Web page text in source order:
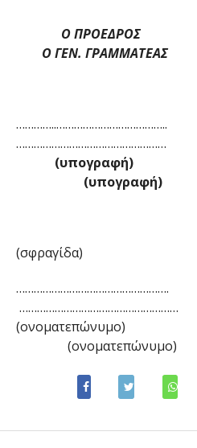
Ο
Ο ΓΕΝ. ΓΡΑΜΜΑΤΕΑΣ
……………………………………………
(υπογραφή)
(σφραγίδα)
………………………………………………
(ονοματεπώνυμο)